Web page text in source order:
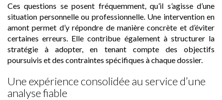
Ces questions se posent fréquemment, qu’il s’agisse d’une
situation personnelle ou professionnelle. Une intervention en
amont permet d’y répondre de manière concrète et d’éviter
certaines erreurs. Elle contribue également à structurer la
stratégie à adopter, en tenant compte des objectifs
poursuivis et des contraintes spécifiques à chaque dossier.
Une expérience consolidée au service d’une
analyse fiable